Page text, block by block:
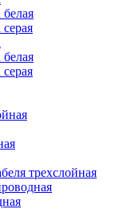
трехслойная